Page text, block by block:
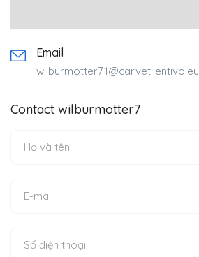
Email
wilburmotter71@carvet.lentivo.eu
Contact wilburmotter7